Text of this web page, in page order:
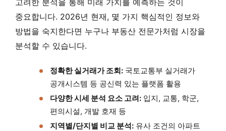
중요합니다. 2026년 현재, 몇 가지 핵심적인 정보와
방법을 숙지한다면 누구나 부동산 전문가처럼 시장을
분석할 수 있습니다.
정확한 실거래가 조회: 국토교통부 실거래가
공개시스템 등 공신력 있는 플랫폼 활용
다양한 시세 분석 요소 고려: 입지, 교통, 학군,
편의시설, 개발 호재 등
지역별/단지별 비교 분석: 유사 조건의 아파트